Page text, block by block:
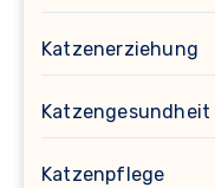
Katzenerziehung
Katzengesundheit
Katzenpflege